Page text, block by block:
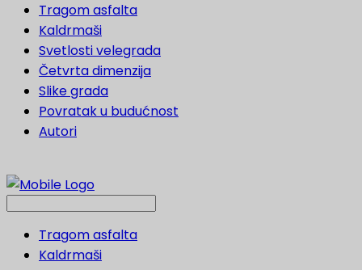
Tragom asfalta
Kaldrmaši
Svetlosti velegrada
Četvrta dimenzija
Slike grada
Povratak u budućnost
Autori
Tragom asfalta
Kaldrmaši